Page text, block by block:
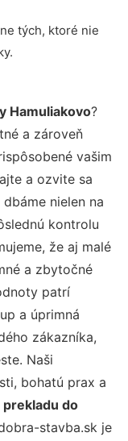
tých, ktoré nie
Hamuliakovo?
a zároveň
vašim
a ozvite sa
nielen na
kontrolu
že aj malé
a zbytočné
patrí
a úprimná
zákazníka,
Naši
bohatú prax a
prekladu do
stavba.sk je